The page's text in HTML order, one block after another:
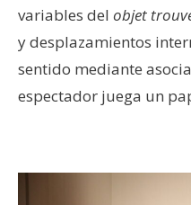
variables del objet
y desplazamientos
sentido mediante
espectador juega un